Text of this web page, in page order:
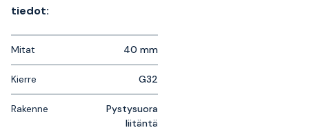
tiedot:
Mitat 40 mm
Kierre G32
Rakenne
Pystysuora
liitäntä